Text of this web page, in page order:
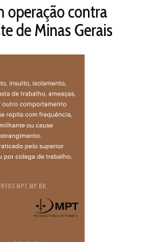
operação contra
de Minas Gerais